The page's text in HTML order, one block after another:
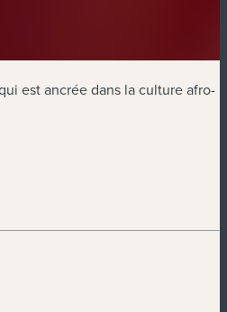
est ancrée dans la culture afro-